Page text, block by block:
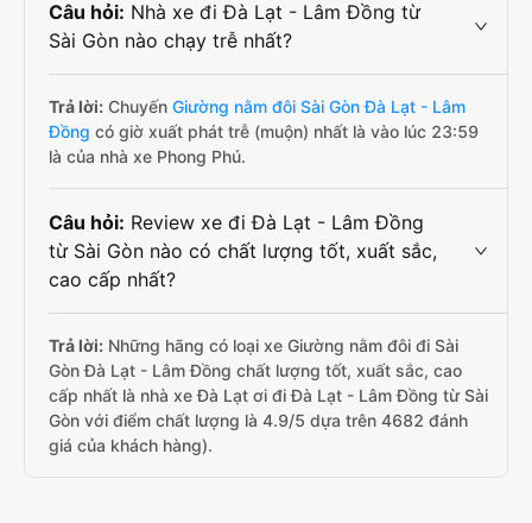
Câu hỏi: Nhà xe đi Đà Lạt - Lâm Đồng từ
Sài Gòn nào chạy trễ nhất?
Trả lời: Chuyến Giường nằm đôi Sài Gòn Đà Lạt - Lâm
Đồng có giờ xuất phát trễ (muộn) nhất là vào lúc 23:59
là của nhà xe Phong Phú.
Câu hỏi: Review xe đi Đà Lạt - Lâm Đồng
từ Sài Gòn nào có chất lượng tốt, xuất sắc,
cao cấp nhất?
Trả lời: Những hãng có loại xe Giường nằm đôi đi Sài
Gòn Đà Lạt - Lâm Đồng chất lượng tốt, xuất sắc, cao
cấp nhất là nhà xe Đà Lạt ơi đi Đà Lạt - Lâm Đồng từ Sài
Gòn với điểm chất lượng là 4.9/5 dựa trên 4682 đánh
giá của khách hàng).